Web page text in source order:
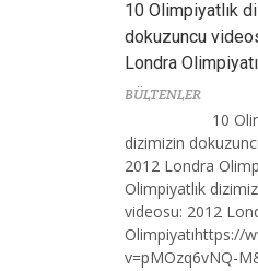
10 Olimpiyatlık
dokuzuncu
Londra Olimpiyatı
BÜLTENLER
10
dizimizin
2012 Londra
Olimpiyatlık
videosu: 2012
Olimpiyatıhttps://
v=pMOzq6vNQ-